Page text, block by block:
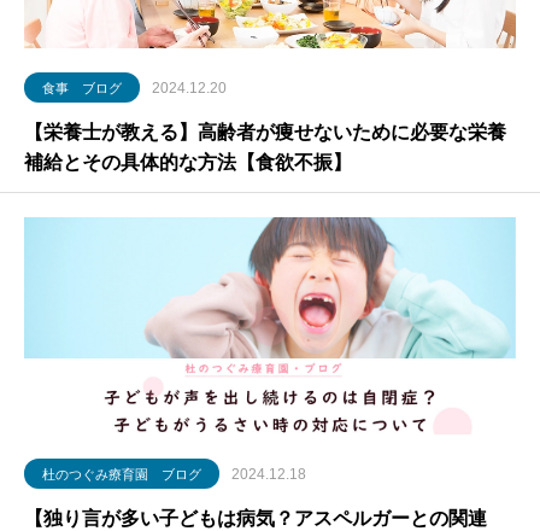
食事 ブログ 2024.12.20
【栄養士が教える】高齢者が痩せないために必要な栄養
補給とその具体的な方法【食欲不振】
杜のつぐみ療育園 ブログ 2024.12.18
【独り言が多い子どもは病気？アスペルガーとの関連